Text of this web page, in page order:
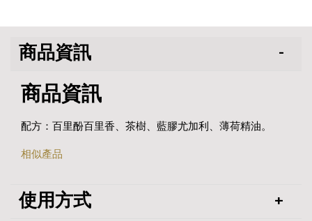
商品資訊
商品資訊
配方：百里酚百里香、茶樹、藍膠尤加利、薄荷精油。
相似產品
使用方式